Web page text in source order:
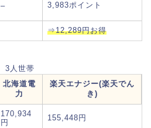
– 3,983ポイント
⇒12,289円お得
3人世帯
北海道電
力
楽天エナジー(楽天でん
き)
170,934
円
155,448円